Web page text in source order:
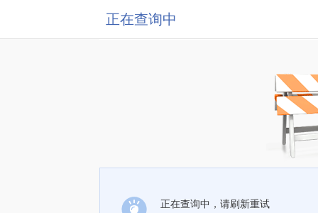
正在查询中
正在查询中，请刷新重试